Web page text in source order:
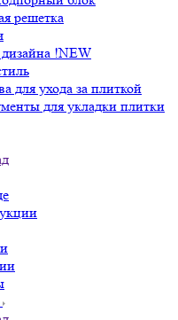
решетка
!NEW
для ухода за плиткой
для укладки плитки